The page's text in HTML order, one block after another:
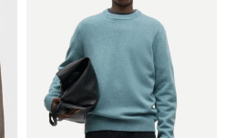
mehrere
Varianten
auf.
Die
Optionen
können